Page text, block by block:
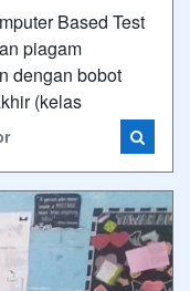
Based Test
piagam
dengan bobot
(kelas